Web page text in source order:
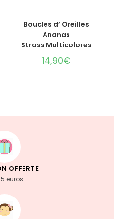
AJOUTER AU PANIER
Boucles d’ Oreilles
Ananas
Strass Multicolores
14,90€
OFFERTE
euros